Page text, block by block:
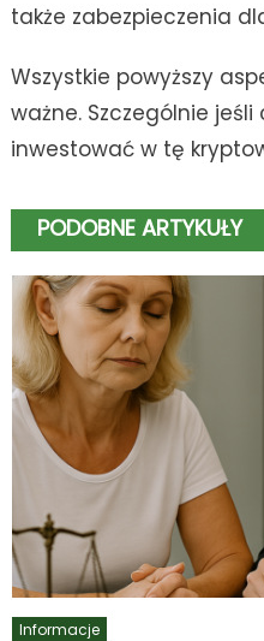
także zabezpieczenia
Wszystkie powyższy
ważne. Szczególnie
inwestować w tę
PODOBNE ARTYKUŁY
Informacje